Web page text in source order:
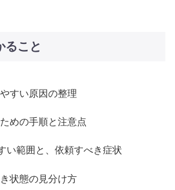
ること
すい原因の整理
めの手順と注意点
い範囲と、依頼すべき症状
状態の見分け方